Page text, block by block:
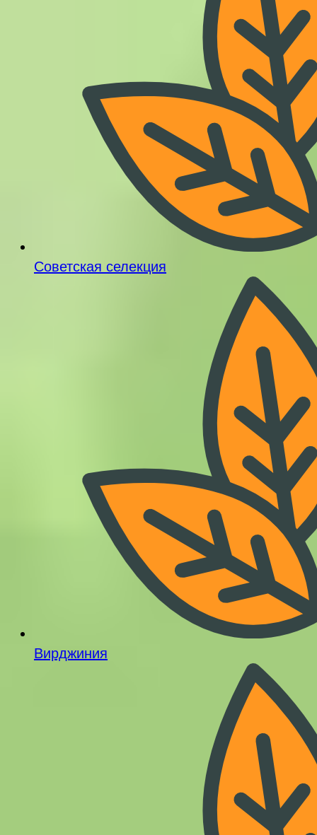
Советская селекция
Вирджиния